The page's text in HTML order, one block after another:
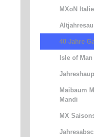
MXoN
40 Jahre
Isle of Man
Maibaum
Mandi
MX